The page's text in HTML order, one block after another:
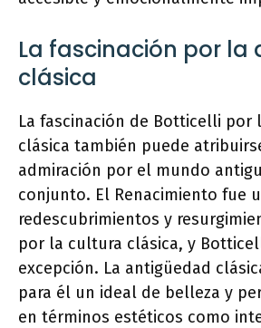
La fascinación por la
clásica
La fascinación de Botticelli por
clásica también puede
admiración por el mundo
conjunto. El Renacimiento fue
redescubrimientos y
por la cultura clásica, y
excepción. La antigüedad
para él un ideal de belleza y
en términos estéticos como